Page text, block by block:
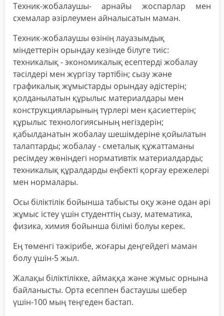
Техник-жобалаушы- арнайы жоспарлар мен
схемалар әзірлеумен айналысатын маман.
Техник-жобалаушы өзінің лауазымдық
міндеттерін орындау кезінде білуге тиіс:
техникалық - экономикалық есептерді жобалау
тәсілдері мен жүргізу тәртібін; сызу және
графикалық жұмыстарды орындау әдістерін;
қолданылатын құрылыс материалдары мен
конструкцияларының түрлері мен қасиеттерін;
құрылыс технологиясының негіздерін;
қабылданатын жобалау шешімдеріне қойылатын
талаптарды; жобалау - сметалық құжаттаманы
ресімдеу жөніндегі нормативтік материалдарды;
техникалық құралдарды еңбекті қорғау ережелері
мен нормалары.
Осы біліктілік бойынша табысты оқу және одан әрі
жұмыс істеу үшін студенттің сызу, математика,
физика, химия бойынша білімі болуы керек.
Ең төменгі тәжірибе, жоғары деңгейдегі маман
болу үшін-5 жыл.
Жалақы біліктілікке, аймаққа және жұмыс орнына
байланысты. Орта есеппен бастаушы шебер
үшін-100 мың теңгеден бастап.